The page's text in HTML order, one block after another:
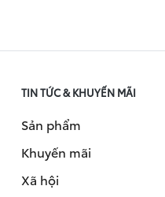
TIN TỨC & KHUYẾN MÃI
Sản phẩm
Khuyến mãi
Xã hội